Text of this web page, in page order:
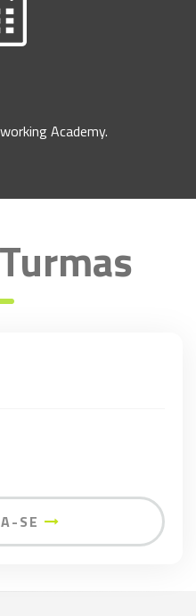
Academy.
SE